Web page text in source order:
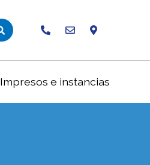
Impresos e instancias